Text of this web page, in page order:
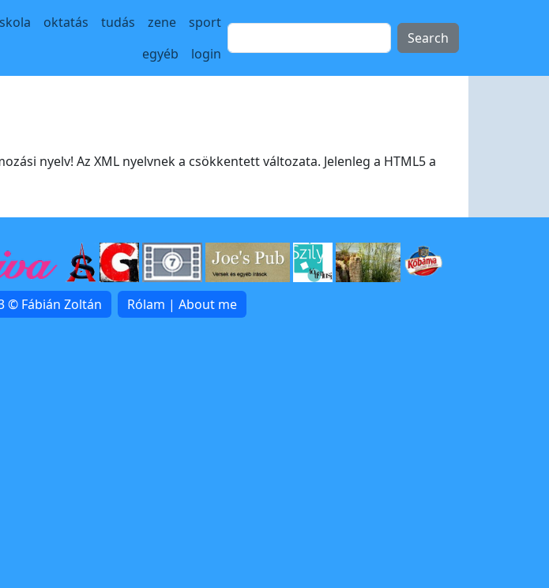
oktatás tudás zene
sport
egyéb
login
nyelv! Az XML nyelvnek a csökkentett változata. Jelenleg a HTML5 a
© Fábián Zoltán Rólam | About me